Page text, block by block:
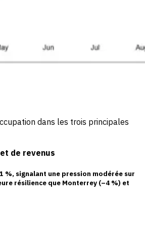
dans les trois principales
de revenus
1 %, signalant une pression modérée sur
résilience que Monterrey (–4 %) et